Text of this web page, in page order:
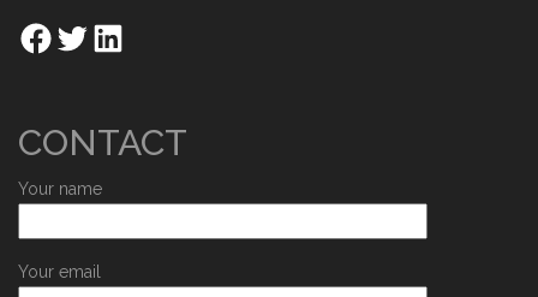
CONTACT
Your name
Your email